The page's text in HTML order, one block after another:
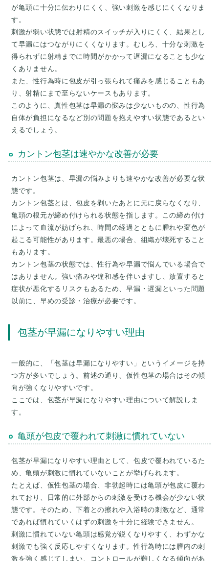
が亀頭に十分に伝わりにくく、強い刺激を感じにくくなりま
す。
刺激が弱い状態では射精のスイッチが入りにくく、結果とし
て早漏にはつながりにくくなります。むしろ、十分な刺激を
得られずに射精までに時間がかかって遅漏になることも少な
くありません。
また、性行為時に包皮が引っ張られて痛みを感じることもあ
り、射精にまで至らないケースもあります。
このように、真性包茎は早漏の悩みは少ないものの、性行為
自体が負担になるなど別の問題を抱えやすい状態であるとい
カントン包茎は速やかな改善が必要
カントン包茎は、早漏の悩みよりも速やかな改善が必要な状
態です。
カントン包茎とは、包皮を剥いたあとに元に戻らなくなり、
亀頭の根元が締め付けられる状態を指します。この締め付け
によって血流が妨げられ、時間の経過とともに腫れや変色が
起こる可能性があります。最悪の場合、組織が壊死すること
もあります。
カントン包茎の状態では、性行為や早漏で悩んでいる場合で
はありません。強い痛みや違和感を伴いますし、放置すると
症状が悪化するリスクもあるため、早漏・遅漏といった問題
包茎が早漏になりやすい理由
一般的に、「包茎は早漏になりやすい」というイメージを持
つ方が多いでしょう。前述の通り、仮性包茎の場合はその傾
向が強くなりやすいです。
ここでは、包茎が早漏になりやすい理由について解説しま
亀頭が包皮で覆われて刺激に慣れていない
包茎が早漏になりやすい理由として、包皮で覆われているた
め、亀頭が刺激に慣れていないことが挙げられます。
たとえば、仮性包茎の場合、非勃起時には亀頭が包皮に覆わ
れており、日常的に外部からの刺激を受ける機会が少ない状
態です。そのため、下着との擦れや入浴時の刺激など、通常
であれば慣れていくはずの刺激を十分に経験できません。
刺激に慣れていない亀頭は感覚が鋭くなりやすく、わずかな
刺激でも強く反応しやすくなります。性行為時には膣内の刺
激を強く感じてしまい、コントロールが難しくなる傾向があ